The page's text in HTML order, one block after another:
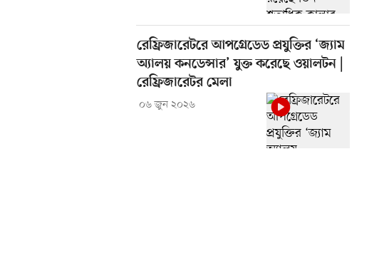
রেফ্রিজারেটরে আপগ্রেডেড প্রযুক্তির ‘জ্যাম
অ্যালয় কনডেন্সার’ যুক্ত করেছে ওয়ালটন |
রেফ্রিজারেটর মেলা
০৬ জুন ২০২৬